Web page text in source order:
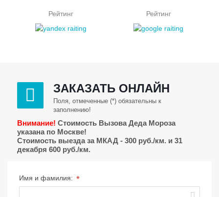
Рейтинг Рейтинг
ЗАКАЗАТЬ ОНЛАЙН
Поля, отмеченные (*) обязательны к
заполнению!
Внимание! Стоимость Вызова Деда Мороза
указана по Москве!
Стоимость выезда за МКАД - 300 руб./км. и 31
декабря 600 руб./км.
Имя и фамилия: *